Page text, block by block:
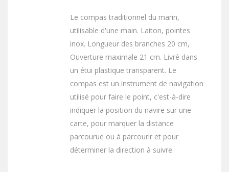
Le compas traditionnel du marin,
utilisable d'une main. Laiton, pointes
inox. Longueur des branches 20 cm,
Ouverture maximale 21 cm. Livré dans
un étui plastique transparent. Le
compas est un instrument de navigation
utilisé pour faire le point, c'est-à-dire
indiquer la position du navire sur une
carte, pour marquer la distance
parcourue ou à parcourir et pour
déterminer la direction à suivre.